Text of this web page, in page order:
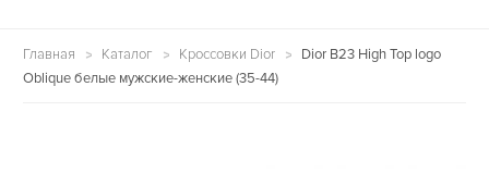
Главная Каталог Кроссовки Dior
Dior B23 High Top logo
Oblique белые мужские-женские (35-44)